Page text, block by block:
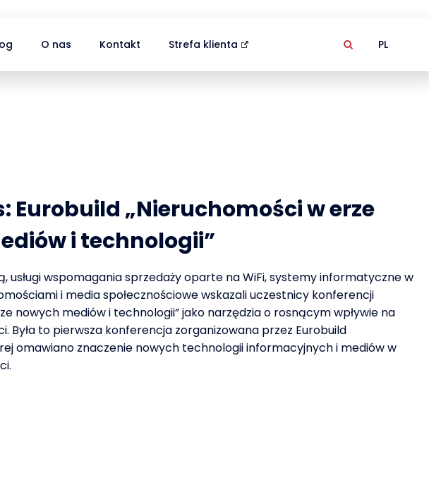
O nas Kontakt Strefa klienta PL
Eurobuild „Nieruchomości w erze
i technologii”
usługi wspomagania sprzedaży oparte na WiFi, systemy informatyczne w
i media społecznościowe wskazali uczestnicy konferencji
nowych mediów i technologii” jako narzędzia o rosnącym wpływie na
Była to pierwsza konferencja zorganizowana przez Eurobuild
omawiano znaczenie nowych technologii informacyjnych i mediów w